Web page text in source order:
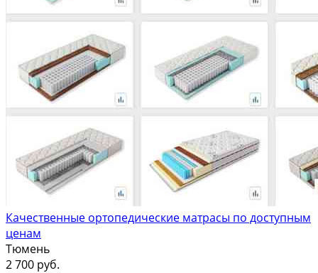
Качественные ортопедические матрасы по доступным
ценам
Тюмень
2 700 руб.